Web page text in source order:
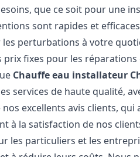
que ce soit pour une
sont rapides et
perturbations à votre
prix fixes pour les
Chauffe eau installateur
services de haute qualité,
excellents avis clients,
à la satisfaction de nos
les particuliers et les